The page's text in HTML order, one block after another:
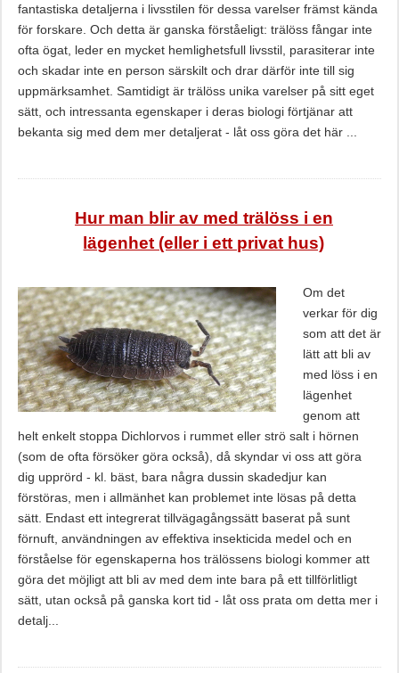
fantastiska detaljerna i livsstilen för dessa varelser främst kända
för forskare. Och detta är ganska förståeligt: ​​trälöss fångar inte
ofta ögat, leder en mycket hemlighetsfull livsstil, parasiterar inte
och skadar inte en person särskilt och drar därför inte till sig
uppmärksamhet. Samtidigt är trälöss unika varelser på sitt eget
sätt, och intressanta egenskaper i deras biologi förtjänar att
bekanta sig med dem mer detaljerat - låt oss göra det här ...
Hur man blir av med trälöss i en
lägenhet (eller i ett privat hus)
Om det
verkar för dig
som att det är
lätt att bli av
med löss i en
lägenhet
genom att
helt enkelt stoppa Dichlorvos i rummet eller strö salt i hörnen
(som de ofta försöker göra också), då skyndar vi oss att göra
dig upprörd - kl. bäst, bara några dussin skadedjur kan
förstöras, men i allmänhet kan problemet inte lösas på detta
sätt. Endast ett integrerat tillvägagångssätt baserat på sunt
förnuft, användningen av effektiva insekticida medel och en
förståelse för egenskaperna hos trälössens biologi kommer att
göra det möjligt att bli av med dem inte bara på ett tillförlitligt
sätt, utan också på ganska kort tid - låt oss prata om detta mer i
detalj...